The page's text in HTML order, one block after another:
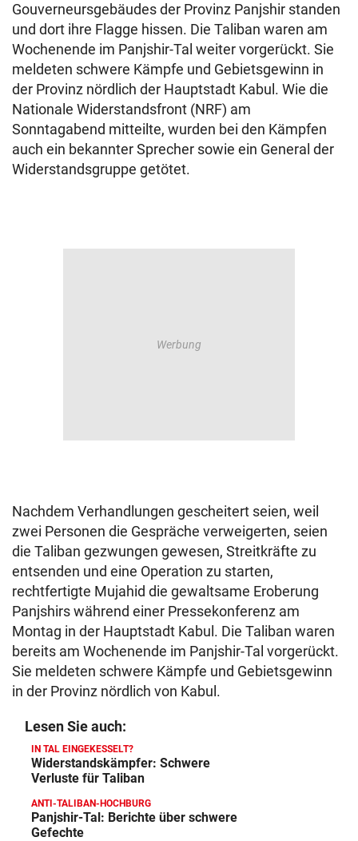
Gouverneursgebäudes der Provinz Panjshir standen
und dort ihre Flagge hissen. Die Taliban waren am
Wochenende im Panjshir-Tal weiter vorgerückt. Sie
meldeten schwere Kämpfe und Gebietsgewinn in
der Provinz nördlich der Hauptstadt Kabul. Wie die
Nationale Widerstandsfront (NRF) am
Sonntagabend mitteilte, wurden bei den Kämpfen
auch ein bekannter Sprecher sowie ein General der
Widerstandsgruppe getötet.
Nachdem Verhandlungen gescheitert seien, weil
zwei Personen die Gespräche verweigerten, seien
die Taliban gezwungen gewesen, Streitkräfte zu
entsenden und eine Operation zu starten,
rechtfertigte Mujahid die gewaltsame Eroberung
Panjshirs während einer Pressekonferenz am
Montag in der Hauptstadt Kabul. Die Taliban waren
bereits am Wochenende im Panjshir-Tal vorgerückt.
Sie meldeten schwere Kämpfe und Gebietsgewinn
in der Provinz nördlich von Kabul.
Lesen Sie auch:
IN TAL EINGEKESSELT?
Widerstandskämpfer: Schwere
Verluste für Taliban
ANTI-TALIBAN-HOCHBURG
Panjshir-Tal: Berichte über schwere
Gefechte